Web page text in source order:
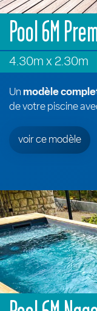
Pool 6M
4.30m x 2.30m
Un modèle
de votre piscine
voir ce modèle